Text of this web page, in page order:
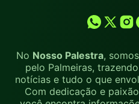
No Nosso Palestra,
pelo Palmeiras,
notícias e tudo o que
Com dedicação e